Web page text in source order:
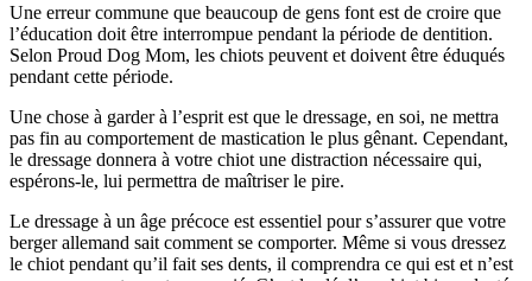
Une erreur commune que beaucoup de gens font est de croire que
l’éducation doit être interrompue pendant la période de dentition.
Selon Proud Dog Mom, les chiots peuvent et doivent être éduqués
pendant cette période.
Une chose à garder à l’esprit est que le dressage, en soi, ne mettra
pas fin au comportement de mastication le plus gênant. Cependant,
le dressage donnera à votre chiot une distraction nécessaire qui,
espérons-le, lui permettra de maîtriser le pire.
Le dressage à un âge précoce est essentiel pour s’assurer que votre
berger allemand sait comment se comporter. Même si vous dressez
le chiot pendant qu’il fait ses dents, il comprendra ce qui est et n’est